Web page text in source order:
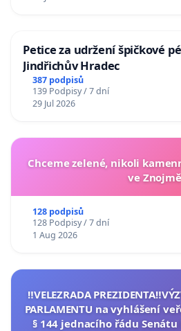
Petice za udržení špičkové
Jindřichův Hradec
387 podpisů
139 Podpisy / 7 dní
29 Jul 2026
Chceme zelené, nikoli
ve Znojmě
128 podpisů
128 Podpisy / 7 dní
1 Aug 2026
‼️VELEZRADA
PARLAMENTU na vyhlášení
§ 144 jednacího řádu